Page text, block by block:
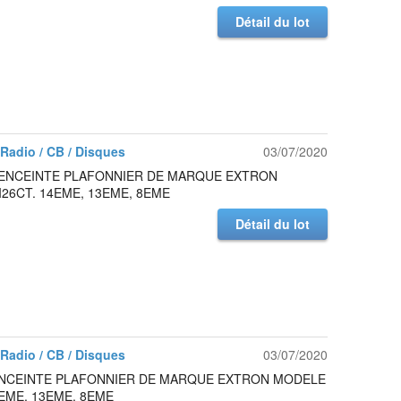
Détail du lot
/ CB / Disques
03/07/2020
PLAFONNIER DE MARQUE EXTRON
14EME, 13EME, 8EME
Détail du lot
/ CB / Disques
03/07/2020
PLAFONNIER DE MARQUE EXTRON MODELE
13EME, 8EME